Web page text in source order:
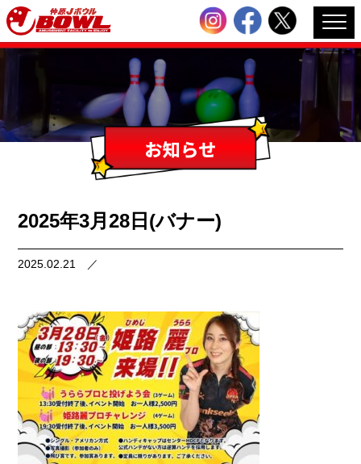
2025年3月28日(バナー)
2025.02.21 ／